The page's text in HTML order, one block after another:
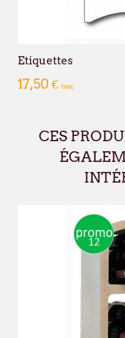
Etiquettes
17,50 € tvac
CES